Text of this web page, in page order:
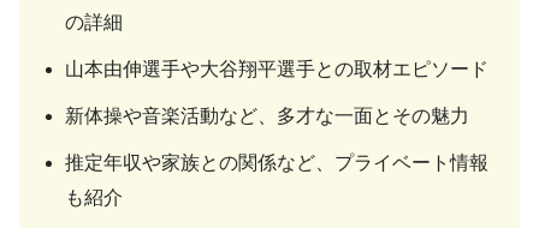
の詳細
山本由伸選手や大谷翔平選手との取材エピソード
新体操や音楽活動など、多才な一面とその魅力
推定年収や家族との関係など、プライベート情報
も紹介